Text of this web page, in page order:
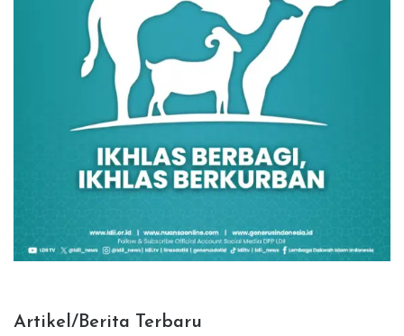
Artikel/Berita Terbaru